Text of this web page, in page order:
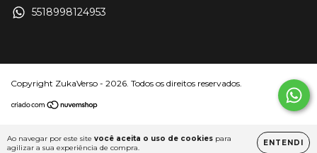
Ao navegar por este site você aceita o uso de cookies para
agilizar a sua experiência de compra.
ENTENDI
5518998124953
Copyright ZukaVerso - 2026. Todos os direitos reservados.